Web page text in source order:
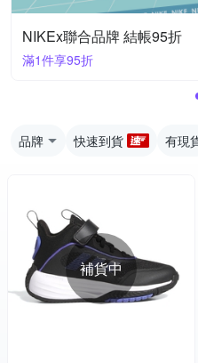
NIKEx聯合品牌 結帳95折
滿1件享95折
品牌 快速到貨 有現
補貨中